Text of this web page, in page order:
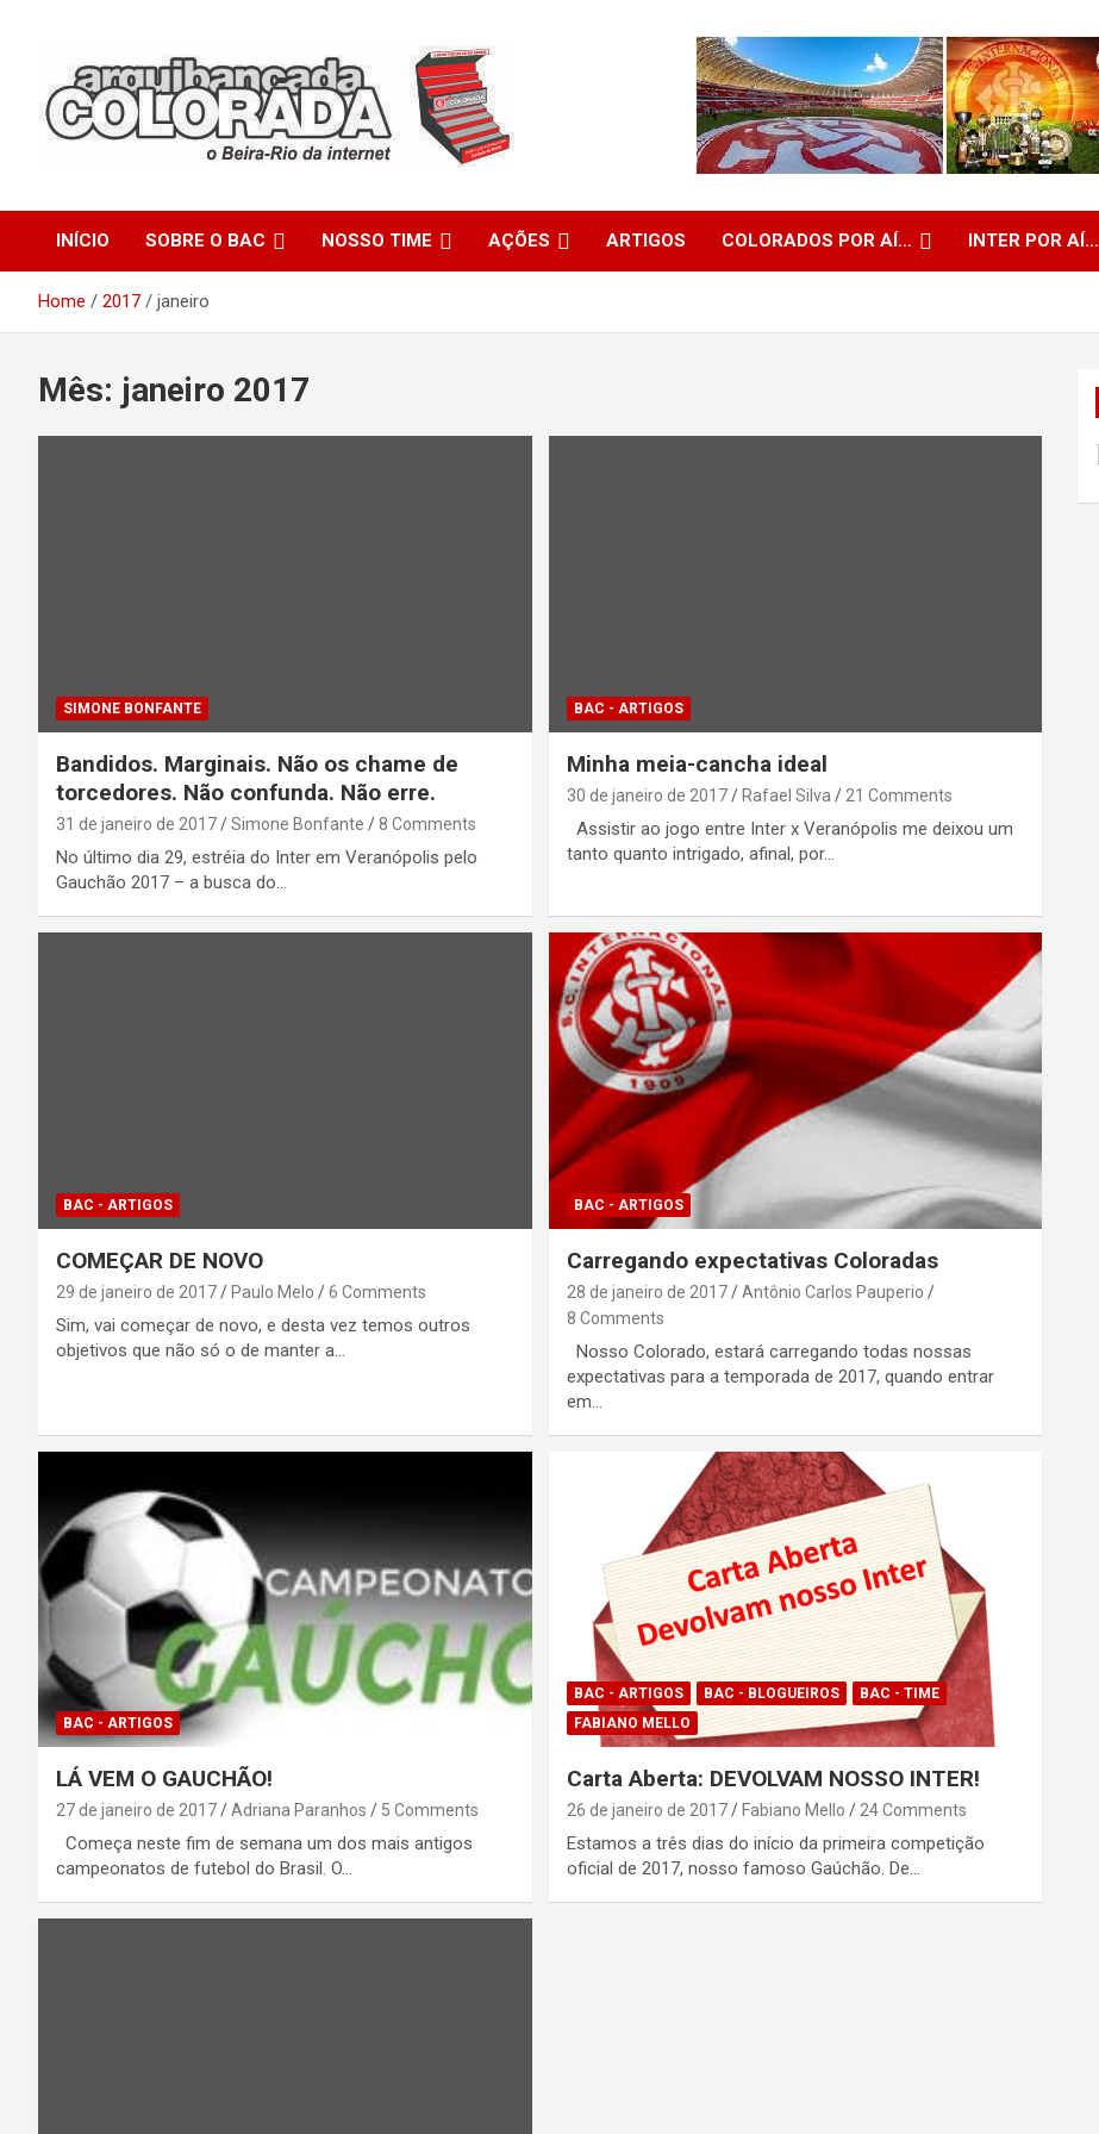
Arquibancada Colorada
INÍCIO SOBRE O BAC NOSSO TIME AÇÕES ARTIGOS COLORADOS POR AÍ… INTER POR AÍ…
Home 2017 janeiro
Mês: janeiro 2017
SIMONE BONFANTE
Bandidos. Marginais. Não os chame de
torcedores. Não confunda. Não erre.
31 de janeiro de 2017 Simone Bonfante 8 Comments
No último dia 29, estréia do Inter em Veranópolis pelo
Gauchão 2017 – a busca do…
BAC - ARTIGOS
Minha meia-cancha ideal
30 de janeiro de 2017 Rafael Silva 21 Comments
Assistir ao jogo entre Inter x Veranópolis me deixou um
tanto quanto intrigado, afinal, por…
BAC - ARTIGOS
COMEÇAR DE NOVO
29 de janeiro de 2017 Paulo Melo 6 Comments
Sim, vai começar de novo, e desta vez temos outros
objetivos que não só o de manter a…
BAC - ARTIGOS
Carregando expectativas Coloradas
28 de janeiro de 2017
Antônio Carlos Pauperio
8 Comments
Nosso Colorado, estará carregando todas nossas
expectativas para a temporada de 2017, quando entrar
em…
BAC - ARTIGOS
LÁ VEM O GAUCHÃO!
27 de janeiro de 2017 Adriana Paranhos 5 Comments
Começa neste fim de semana um dos mais antigos
campeonatos de futebol do Brasil. O…
BAC - ARTIGOS BAC - BLOGUEIROS
BAC - TIME
FABIANO MELLO
Carta Aberta: DEVOLVAM NOSSO INTER!
26 de janeiro de 2017 Fabiano Mello 24 Comments
Estamos a três dias do início da primeira competição
oficial de 2017, nosso famoso Gaúchão. De…